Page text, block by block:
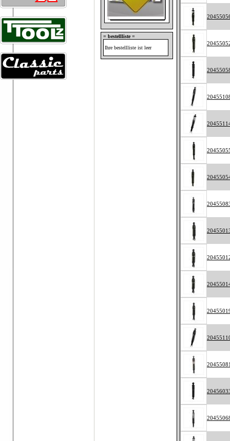
= bestellliste =
Ihre bestellliste ist leer